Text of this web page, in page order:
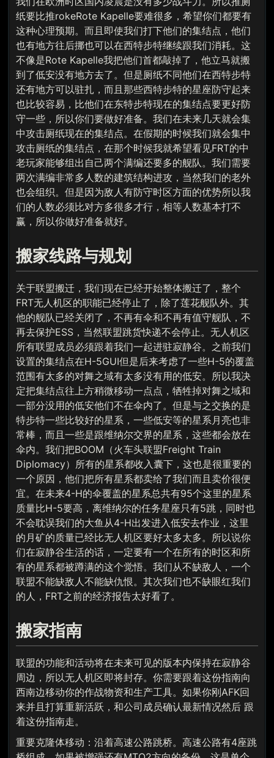
纸要比推rokeRote Kapelle要难很多，希望你们都要有
这种心理预期。而且即使我们打下他们的集结点，他们
也有地方往后挪也可以在西特步特继续跟我们消耗。这
不像是Rote Kapelle我把他们首都敲掉了，他立马就搬
到了低安没有地方去了。但是厕纸不同他们在西特步特
还有地方可以驻扎，而且那些西特步特的星座防守起来
也比较容易，比他们在东特步特现在的集结点要更好防
守一些，所以你们要做好准备。我们在未来几天就会集
中攻击厕纸现在的集结点。在假期的时候我们就会集中
攻击厕纸的集结点，在那个时候我就希望看见FRT的中
老玩家能够组出自己两个满编还要多的舰队。我们需要
两次满编非常多人数的建筑结构进攻，当然我们的老外
也会组织。但是因为敌人有防守时区方面的优势所以我
们的人数必须比对方多很多才行，相等人数基本打不
赢，所以你做好准备就好。
搬家线路与规划
关于联盟搬迁，我们现在已经开始整体搬迁了，整个
FRT无人机区的职能已经停止了，除了莲花舰队外。其
他的舰队已经关闭了，不再有伞和不再有值守舰队，不
再去保护ESS，当然联盟跳货快递不会停止。无人机区
所有联盟成员必须跟着我们一起进驻寂静谷。之前我们
设置的集结点在H-5GUI但是后来考虑了一些H-5的覆盖
范围有太多的对舞之域有太多没有用的低安。所以我决
定把集结点往上方稍微移动一点点，牺牲掉对舞之域和
一部分没用的低安他们不在伞内了。但是与之交换的是
特步特一些比较好的星系，一些低安等的星系月亮也非
常棒，而且一些是跟维纳尔交界的星系，这些都会放在
伞内。我们把BOOM（火车头联盟Freight Train
Diplomacy）所有的星系都收入囊下，这也是很重要的
一个原因，他们把所有星系都卖给了我们而且卖价很便
宜。在未来4-H的伞覆盖的星系总共有95个这里的星系
质量比H-5要高，离维纳尔的任务星座只有5跳，同时也
不会耽误我们的大鱼从4-H出发进入低安去作业，这里
的月矿的质量已经比无人机区要好太多太多。所以说你
们在寂静谷生活的话，一定要有一个在所有的时区和所
有的星系都被蹲满的这个觉悟。我们从不缺敌人，一个
联盟不能缺敌人不能缺仇恨。其次我们也不缺眼红我们
的人，FRT之前的经济报告太好看了。
搬家指南
联盟的功能和活动将在未来可见的版本内保持在寂静谷
周边，所以无人机区即将封存。你需要跟着这份指南向
西南边移动你的作战物资和生产工具。如果你刚AFK回
来并且打算重新活跃，和公司成员确认最新情况然后 跟
着这份指南走。
重要克隆体移动：沿着高速公路跳桥。高速公路有4座跳